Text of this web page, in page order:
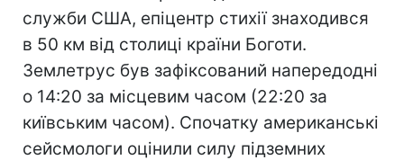
служби США, епіцентр стихії знаходився
в 50 км від столиці країни Боготи.
Землетрус був зафіксований напередодні
о 14:20 за місцевим часом (22:20 за
київським часом). Спочатку американські
сейсмологи оцінили силу підземних